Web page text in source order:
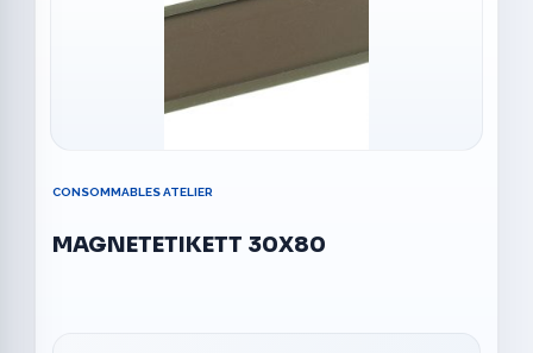
CONSOMMABLES ATELIER
MAGNETETIKETT 30X80